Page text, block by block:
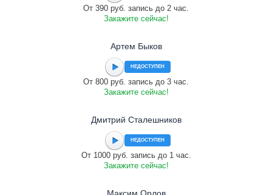
От 390 руб. запись до 2 час.
Закажите сейчас!
Артем Быков
НЕДОСТУПЕН
От 800 руб. запись до 3 час.
Закажите сейчас!
Дмитрий Сталешников
НЕДОСТУПЕН
От 1000 руб. запись до 1 час.
Закажите сейчас!